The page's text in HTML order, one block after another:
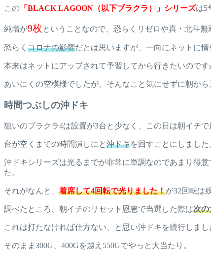
この 「BLACK LAGOON（以下ブラクラ）」シリーズは5
純増が9枚 ということなので、恐らくリゼロや真・北斗
恐らく コロナの影響だとは思いますが、一向にネットに情
本来はネットにアップされて予習してから行きたいのです
あいにくの空模様でしたが、そんなこと気にせずに朝から
時間つぶしの沖ドキ
狙いのブラクラ4は設置が3台と少なく、この日は朝イチで
台が空くまでの時間潰しにと沖ドキを回すことにしました
沖ドキシリーズは光るまでが非常に単調なのであまり得
た。
それがなんと、 着席して4回転で光りました！が32回転は
調べたところ、朝イチのリセット恩恵で当選した際は次の
これは打たなければ仕方ない、と思い沖ドキを続行しまし
そのまま300G、400Gを越え550Gでやっと大当たり。